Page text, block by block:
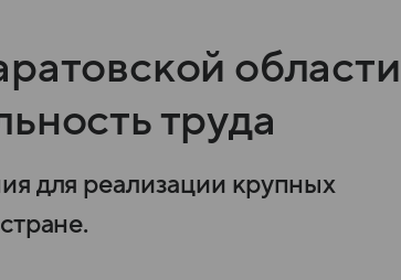
области
труда
для реализации крупных